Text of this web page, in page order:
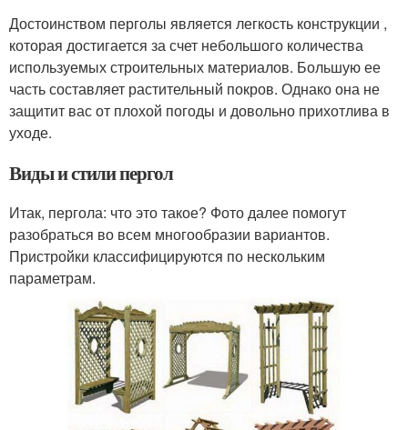
Достоинством перголы является легкость конструкции ,
которая достигается за счет небольшого количества
используемых строительных материалов. Большую ее
часть составляет растительный покров. Однако она не
защитит вас от плохой погоды и довольно прихотлива в
уходе.
Виды и стили пергол
Итак, пергола: что это такое? Фото далее помогут
разобраться во всем многообразии вариантов.
Пристройки классифицируются по нескольким
параметрам.